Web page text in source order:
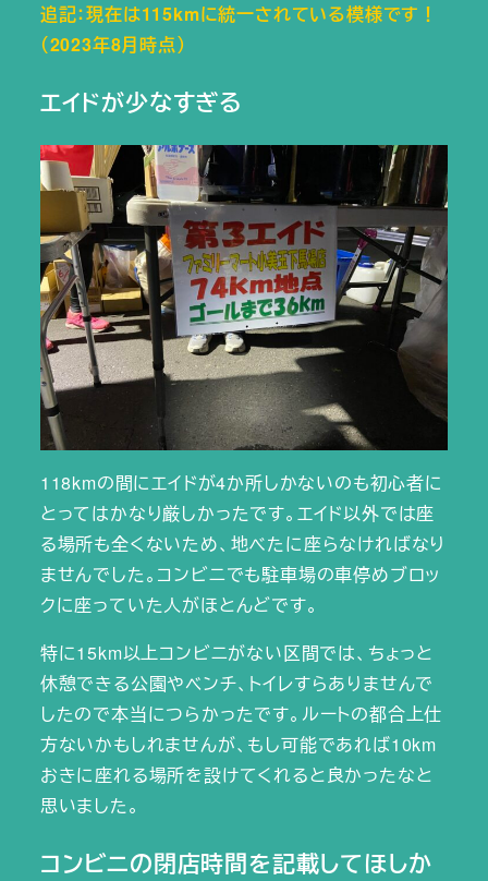
追記：現在は115kmに統一されている模様です！
（2023年8月時点）
エイドが少なすぎる
118kmの間にエイドが4か所しかないのも初心者に
とってはかなり厳しかったです。エイド以外では座
る場所も全くないため、地べたに座らなければなり
ませんでした。コンビニでも駐車場の車停めブロッ
クに座っていた人がほとんどです。
特に15km以上コンビニがない区間では、ちょっと
休憩できる公園やベンチ、トイレすらありませんで
したので本当につらかったです。ルートの都合上仕
方ないかもしれませんが、もし可能であれば10km
おきに座れる場所を設けてくれると良かったなと
思いました。
コンビニの閉店時間を記載してほしか